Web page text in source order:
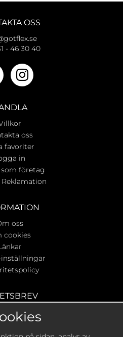
OSS
- 46 30 40
oss
favoriter
in
som företag
Reklamation
oss
cookies
erbjudanden & nyheter!